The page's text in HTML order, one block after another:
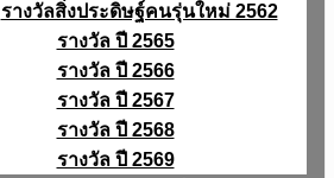
รางวัลสิ่งประดิษฐ์คนรุ่นใหม่ 2562
รางวัล ปี 2565
รางวัล ปี 2566
รางวัล ปี 2567
รางวัล ปี 2568
รางวัล ปี 2569